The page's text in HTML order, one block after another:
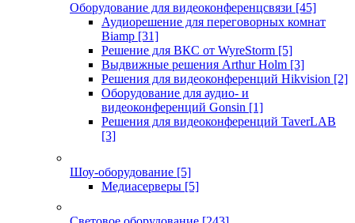
Оборудование для видеоконференцсвязи [45]
Аудиорешение для переговорных комнат
Biamp [31]
Решение для ВКС от WyreStorm [5]
Выдвижные решения Arthur Holm [3]
Решения для видеоконференций Hikvision [2]
Оборудование для аудио- и
видеоконференций Gonsin [1]
Решения для видеоконференций TaverLAB
[3]
Шоу-оборудование [5]
Медиасерверы [5]